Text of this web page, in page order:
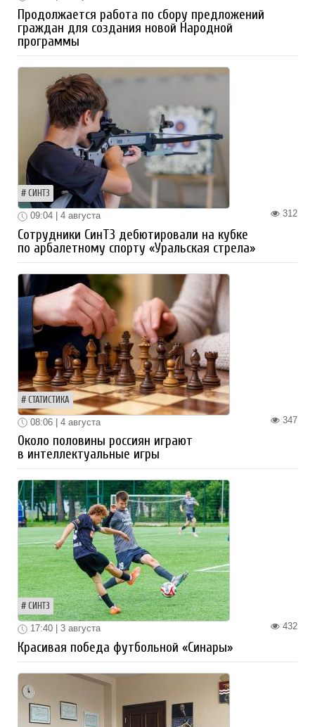
Продолжается работа по сбору предложений
граждан для создания новой Народной
программы
СИНТЗ
312
09:04 | 4 августа
Сотрудники СинТЗ дебютировали на кубке
по арбалетному спорту «Уральская стрела»
СТАТИСТИКА
347
08:06 | 4 августа
Около половины россиян играют
в интеллектуальные игры
СИНТЗ
432
17:40 | 3 августа
Красивая победа футбольной «Синары»